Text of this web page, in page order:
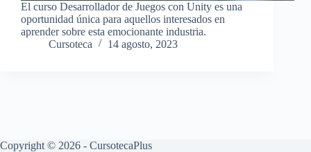
El curso Desarrollador de Juegos con Unity es una
oportunidad única para aquellos interesados en
aprender sobre esta emocionante industria.
Cursoteca
14 agosto, 2023
Copyright © 2026 - CursotecaPlus